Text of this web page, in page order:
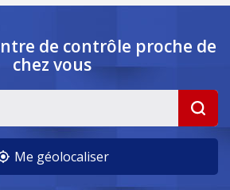
de contrôle proche de
chez vous
Me géolocaliser